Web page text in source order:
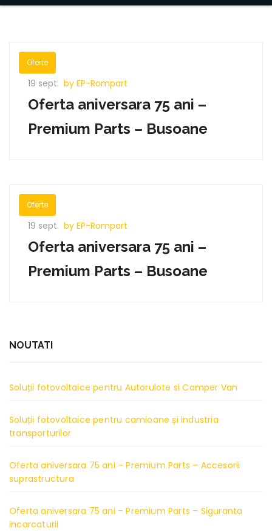
Oferte
19 sept. by EP-Rompart
Oferta aniversara 75 ani –
Premium Parts – Busoane
Oferte
19 sept. by EP-Rompart
Oferta aniversara 75 ani –
Premium Parts – Busoane
NOUTATI
Soluții fotovoltaice pentru Autorulote si Camper Van
Soluții fotovoltaice pentru camioane și industria
transporturilor
Oferta aniversara 75 ani – Premium Parts – Accesorii
suprastructura
Oferta aniversara 75 ani – Premium Parts – Siguranta
incarcaturii